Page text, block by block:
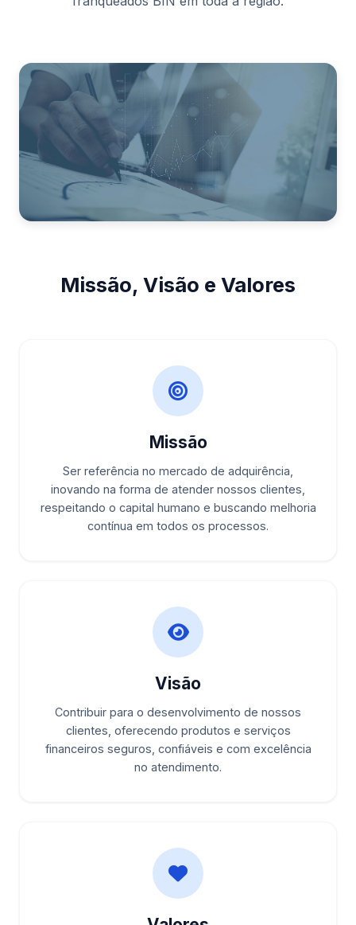
Missão, Visão e Valores
Missão
Ser referência no mercado de adquirência,
inovando na forma de atender nossos clientes,
respeitando o capital humano e buscando melhoria
contínua em todos os processos.
Visão
Contribuir para o desenvolvimento de nossos
clientes, oferecendo produtos e serviços
financeiros seguros, confiáveis e com excelência
no atendimento.